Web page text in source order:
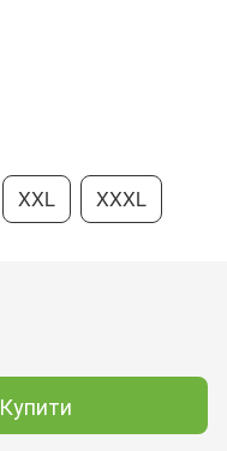
XXL XXXL
Купити